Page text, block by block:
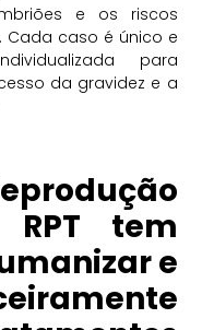
e os riscos
caso é único e
para
da gravidez e a
tem
e